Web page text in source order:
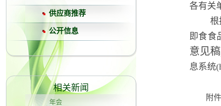
供应商推荐
公开信息
相关新闻
年会
各有关
根
即食食
意见
息系统
附